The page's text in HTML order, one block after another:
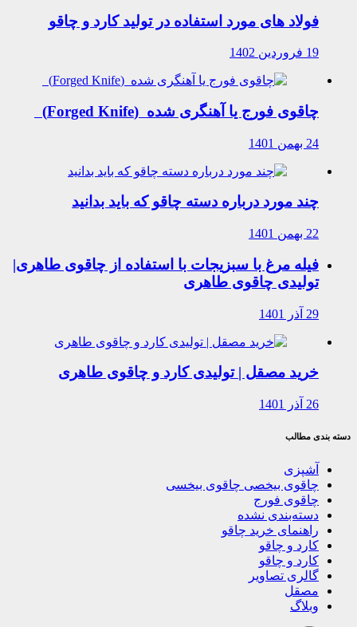
فولاد های مورد استفاده در تولید کارد و چاقو
19 فروردین 1402
چاقوی فورج یا آهنگری شده (Forged Knife)
24 بهمن 1401
چند مورد درباره دسته چاقو که باید بدانید
22 بهمن 1401
فیله مرغ با سبزیجات با استفاده از چاقوی طاهری|
تولیدی چاقوی طاهری
29 آذر 1401
خرید مصقل | تولیدی کارد و چاقوی طاهری
26 آذر 1401
دسته بندی مطالب
آشپزی
چاقوی بیخصی چاقوی بیخسی
چاقوی فورج
دسته‌بندی نشده
راهنمای خرید چاقو
کارد و چاقو
کارد و چاقو
گالری تصاویر
مصقل
وبلاگ